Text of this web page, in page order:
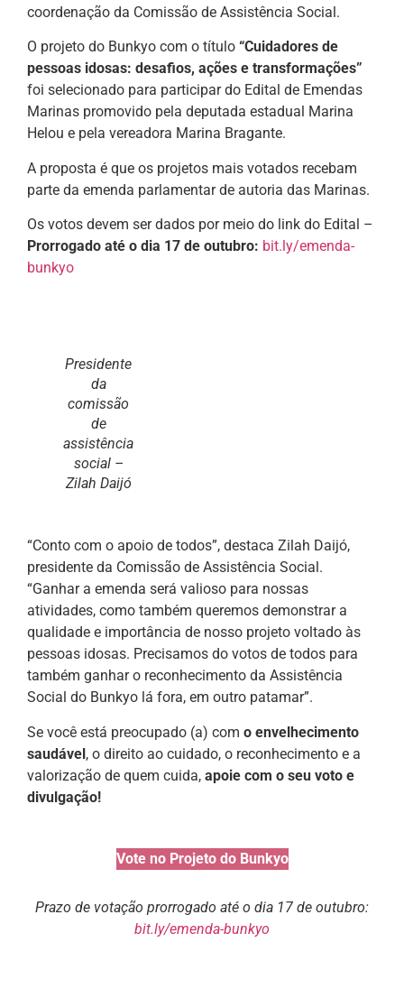
coordenação da Comissão de Assistência Social.
O projeto do Bunkyo com o título “Cuidadores de
pessoas idosas: desafios, ações e transformações”
foi selecionado para participar do Edital de Emendas
Marinas promovido pela deputada estadual Marina
Helou e pela vereadora Marina Bragante.
A proposta é que os projetos mais votados recebam
parte da emenda parlamentar de autoria das Marinas.
Os votos devem ser dados por meio do link do Edital –
Prorrogado até o dia 17 de outubro: bit.ly/emenda-
bunkyo
Presidente
da
comissão
de
assistência
social –
Zilah Daijó
“Conto com o apoio de todos”, destaca Zilah Daijó,
presidente da Comissão de Assistência Social.
“Ganhar a emenda será valioso para nossas
atividades, como também queremos demonstrar a
qualidade e importância de nosso projeto voltado às
pessoas idosas. Precisamos do votos de todos para
também ganhar o reconhecimento da Assistência
Social do Bunkyo lá fora, em outro patamar”.
Se você está preocupado (a) com o envelhecimento
saudável, o direito ao cuidado, o reconhecimento e a
valorização de quem cuida, apoie com o seu voto e
divulgação!
Vote no Projeto do Bunkyo
Prazo de votação prorrogado até o dia 17 de outubro:
bit.ly/emenda-bunkyo